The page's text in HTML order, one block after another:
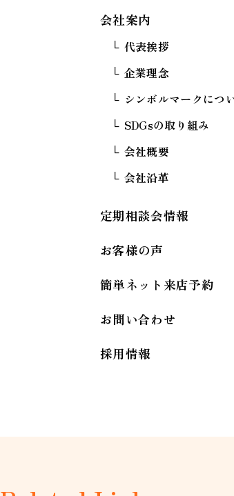
会社案内
代表挨拶
企業理念
シンボルマークにつ
SDGsの取り組み
会社概要
会社沿革
定期相談会情報
お客様の声
簡単ネット来店予約
お問い合わせ
採用情報